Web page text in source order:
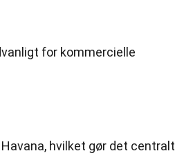
for kommercielle
hvilket gør det centralt